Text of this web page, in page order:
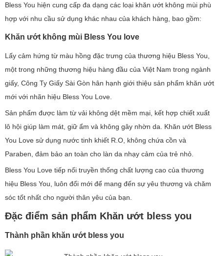
Bless You hiện cung cấp đa dạng các loại khăn ướt không mùi phù
hợp với nhu cầu sử dụng khác nhau của khách hàng, bao gồm:
Khăn ướt không mùi Bless You love
Lấy cảm hứng từ màu hồng đặc trưng của thương hiệu Bless You,
một trong những thương hiệu hàng đầu của Việt Nam trong ngành
giấy, Công Ty Giấy Sài Gòn hân hạnh giới thiệu sản phẩm khăn ướt
mới với nhãn hiệu Bless You Love.
Sản phẩm được làm từ vải không dệt mềm mại, kết hợp chiết xuất
lô hội giúp làm mát, giữ ẩm và không gây nhờn da. Khăn ướt Bless
You Love sử dụng nước tinh khiết R.O, không chứa cồn và
Paraben, đảm bảo an toàn cho làn da nhạy cảm của trẻ nhỏ.
Bless You Love tiếp nối truyền thống chất lượng cao của thương
hiệu Bless You, luôn đổi mới để mang đến sự yêu thương và chăm
sóc tốt nhất cho người thân yêu của bạn.
Đặc điểm sản phẩm Khăn ướt bless you
Thành phần khăn ướt bless you